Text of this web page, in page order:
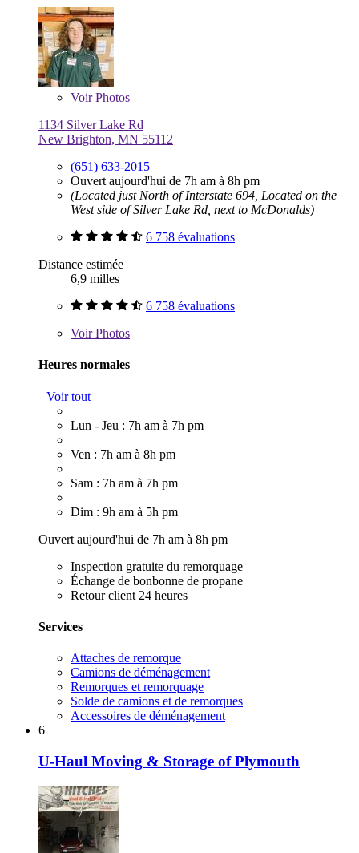
VoirPhotos
1134 Silver Lake Rd
New Brighton, MN 55112
(651) 633-2015
Ouvert aujourd'hui de 7h am à 8h pm
(Located just North of Interstate 694, Located on the
West side of Silver Lake Rd, next to McDonalds)
6 758 évaluations
Distance estimée
6,9 milles
6 758 évaluations
VoirPhotos
Heures normales
Voir tout
Lun - Jeu : 7h am à 7h pm
Ven : 7h am à 8h pm
Sam : 7h am à 7h pm
Dim : 9h am à 5h pm
Ouvert aujourd'hui de 7h am à 8h pm
Inspection gratuite du remorquage
Échange de bonbonne de propane
Retour client 24 heures
Services
Attaches de remorque
Camions de déménagement
Remorques et remorquage
Solde de camions et de remorques
Accessoires de déménagement
6
U-Haul Moving & Storage of Plymouth